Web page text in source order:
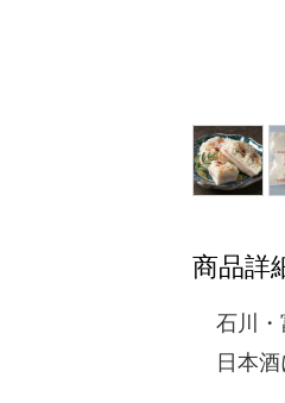
商品詳
石川・
日本